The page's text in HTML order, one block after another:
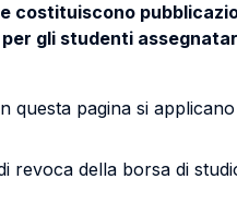
costituiscono
gli studenti
questa pagina si
revoca della borsa di